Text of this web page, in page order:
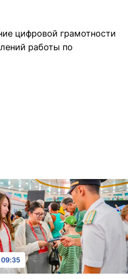
цифровой грамотности
работы по
09:35